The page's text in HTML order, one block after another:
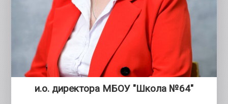
и.о. директора МБОУ "Школа №64"